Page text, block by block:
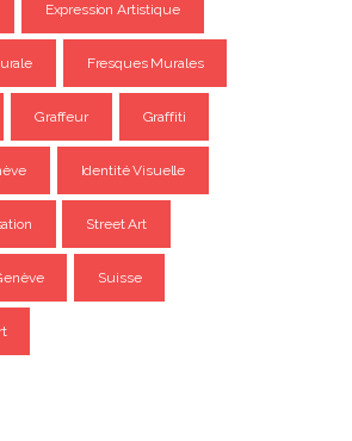
Expression Artistique
Fresques Murales
Graffeur Graffiti
Identité Visuelle
Street Art
Suisse